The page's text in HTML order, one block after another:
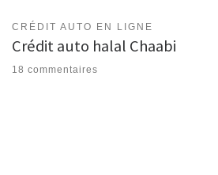
CRÉDIT AUTO EN LIGNE
Crédit auto halal Chaabi
18 commentaires